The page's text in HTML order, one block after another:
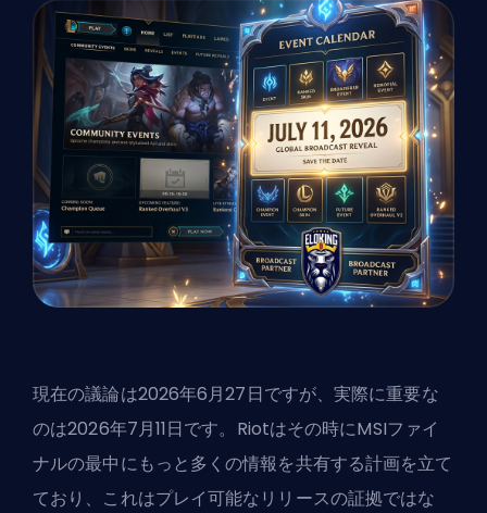
現在の議論は2026年6月27日ですが、実際に重要な
のは2026年7月11日です。Riotはその時にMSIファイ
ナルの最中にもっと多くの情報を共有する計画を立て
ており、これはプレイ可能なリリースの証拠ではな